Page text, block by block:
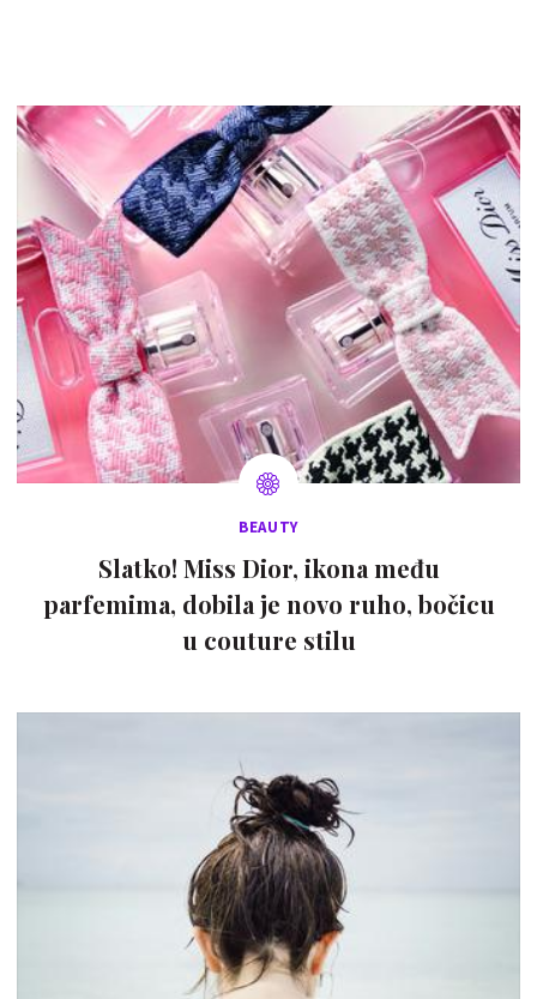
BEAUTY
Slatko! Miss Dior, ikona među
parfemima, dobila je novo ruho, bočicu
u couture stilu